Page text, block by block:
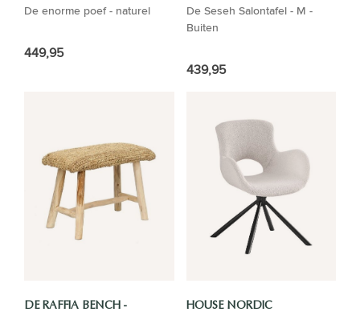
De enorme poef - naturel
449,95
De Seseh Salontafel - M -
Buiten
439,95
DE RAFFIA BENCH -
HOUSE NORDIC